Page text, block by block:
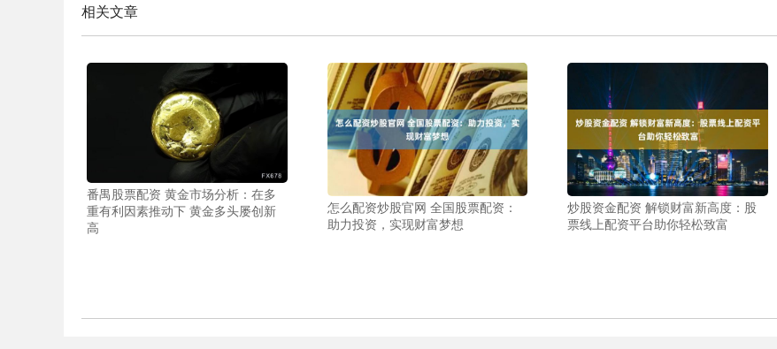
相关文章
番禺股票配资 黄金市场分析：在多
重有利因素推动下 黄金多头屡创新
高
怎么配资炒股官网 全国股票配资：
助力投资，实现财富梦想
炒股资金配资 解锁财富新高度：股
票线上配资平台助你轻松致富